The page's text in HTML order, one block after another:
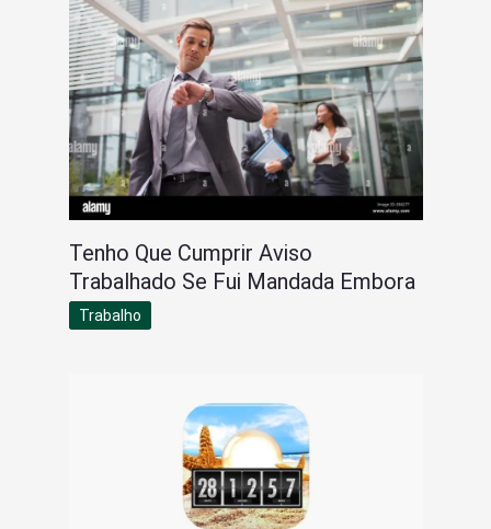
Tenho Que Cumprir Aviso
Trabalhado Se Fui Mandada Embora
Trabalho